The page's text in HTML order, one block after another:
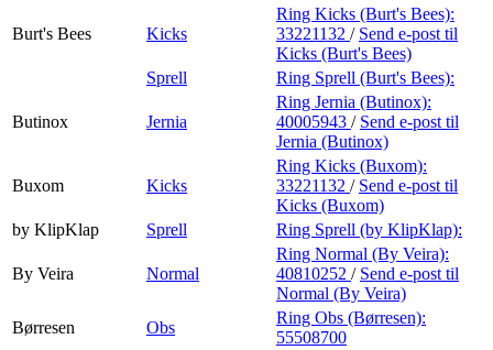
Burt's Bees Kicks
Ring Kicks (Burt's Bees):
33221132 / Send e-post til
Kicks (Burt's Bees)
Sprell
Ring Sprell (Burt's Bees):
Butinox Jernia
Ring Jernia (Butinox):
40005943 / Send e-post til
Jernia (Butinox)
Buxom Kicks
Ring Kicks (Buxom):
33221132 / Send e-post til
Kicks (Buxom)
by KlipKlap
Sprell Ring Sprell (by KlipKlap):
By Veira Normal
Ring Normal (By Veira):
40810252 / Send e-post til
Normal (By Veira)
Børresen
Obs
Ring Obs (Børresen):
55508700